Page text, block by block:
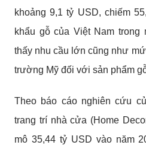
khoảng 9,1 tỷ USD, chiếm
khẩu gỗ của Việt Nam
thấy nhu cầu lớn cũng như
trường Mỹ đối với sản phẩm
Theo báo cáo nghiên cứu
trang trí nhà cửa (Home
mô 35,44 tỷ USD vào năm